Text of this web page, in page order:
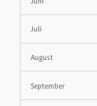
Juli
August
September